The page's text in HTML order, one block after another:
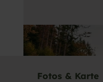
Fotos & Karte